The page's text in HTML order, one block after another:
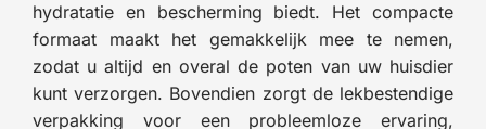
hydratatie en bescherming biedt. Het compacte
formaat maakt het gemakkelijk mee te nemen,
zodat u altijd en overal de poten van uw huisdier
kunt verzorgen. Bovendien zorgt de lekbestendige
verpakking voor een probleemloze ervaring,